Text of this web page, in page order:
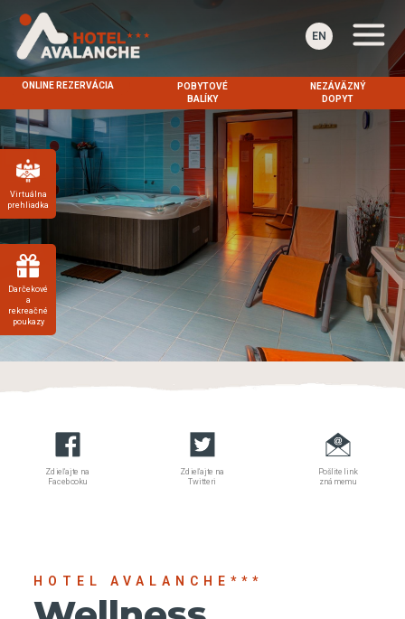
ONLINE REZERVÁCIA
POBYTOVÉ
BALÍKY
NEZÁVÄZNÝ
DOPYT
EN
Virtuálna
prehliadka
Darčekové
a
rekreačné
poukazy
Zdieľajte na
Facebooku
Zdieľajte na
Twitteri
Pošlite link
známemu
HOTEL AVALANCHE***